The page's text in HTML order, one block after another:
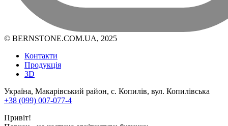
© BERNSTONE.COM.UA, 2025
Контакти
Продукція
3D
Україна, Макарівський район, с. Копилів, вул. Копилівська
+38 (099) 007-077-4
Привіт!